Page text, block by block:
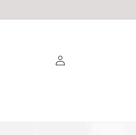
Einloggen